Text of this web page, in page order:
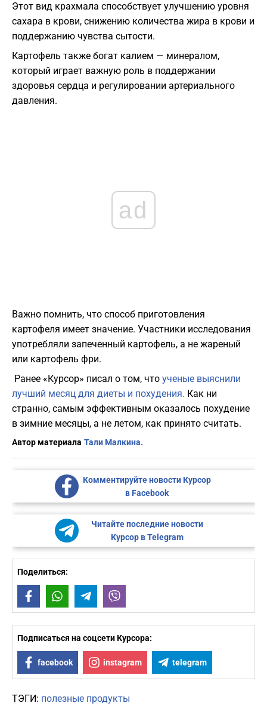
Этот вид крахмала способствует улучшению уровня
сахара в крови, снижению количества жира в крови и
поддержанию чувства сытости.
Картофель также богат калием — минералом,
который играет важную роль в поддержании
здоровья сердца и регулировании артериального
давления.
ad
Важно помнить, что способ приготовления
картофеля имеет значение. Участники исследования
употребляли запеченный картофель, а не жареный
или картофель фри.
Ранее «Курсор» писал о том, что ученые выяснили
лучший месяц для диеты и похудения. Как ни
странно, самым эффективным оказалось похудение
в зимние месяцы, а не летом, как принято считать.
Автор материала Тали Малкина.
Комментируйте новости Курсор
в Facebook
Читайте последние новости
Курсор в Telegram
Поделиться:
FacebookWhatsAppTelegram
Подписаться на соцсети Курсора:
facebook instagram telegram
ТЭГИ: полезные продукты